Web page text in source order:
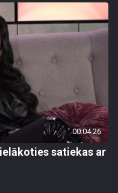
00:04:26
satiekas ar